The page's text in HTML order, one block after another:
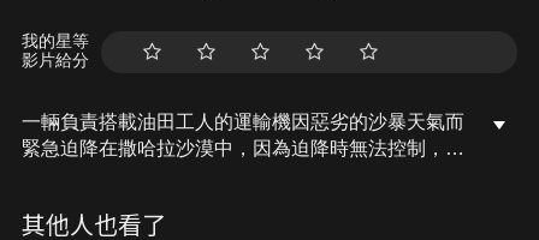
我的星等
影片給分
一輛負責搭載油田工人的運輸機因惡劣的沙暴天氣而
緊急迫降在撒哈拉沙漠中，因為迫降時無法控制，飛
二名乘客。正在無計可施之際，其中的一名乘客稱自
其他人也看了